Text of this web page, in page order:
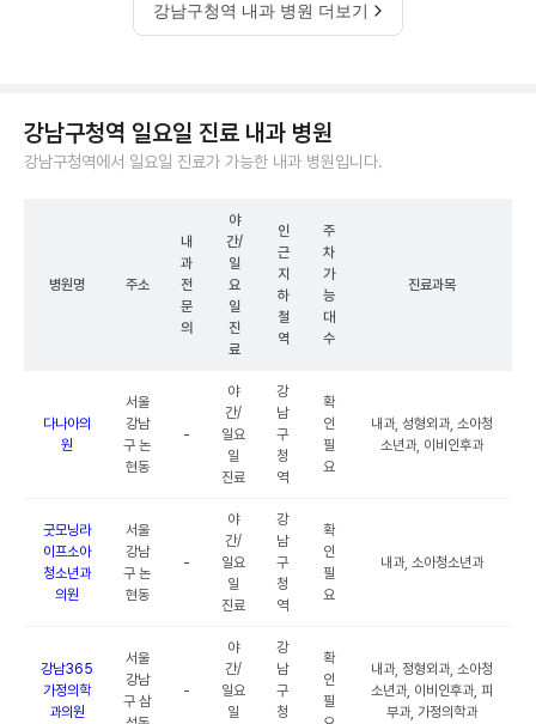
강남구청역 내과 병원 더보기
강남구청역 일요일 진료 내과 병원
강남구청역에서 일요일 진료가 가능한 내과 병원입니다.
병원명 주소
내
과
전
문
의
야
간/
일
요
일
진
료
인
근
지
하
철
역
주
차
가
능
대
수
진료과목
다나아의
원
서울
강남
구 논
현동
-
야
간/
일요
일
진료
강
남
구
청
역
확
인
필
요
내과, 성형외과, 소아청
소년과, 이비인후과
굿모닝라
이프소아
청소년과
의원
서울
강남
구 논
현동
-
야
간/
일요
일
진료
강
남
구
청
역
확
인
필
요
내과, 소아청소년과
강남365
가정의학
과의원
서울
강남
구 삼
-
야
간/
일요
일
강
남
구
청
확
인
필
내과, 정형외과, 소아청
소년과, 이비인후과, 피
부과, 가정의학과